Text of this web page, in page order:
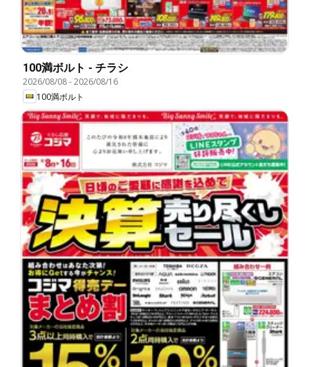
100満ボルト - チラシ
2026/08/08-2026/08/16
100満ボルト